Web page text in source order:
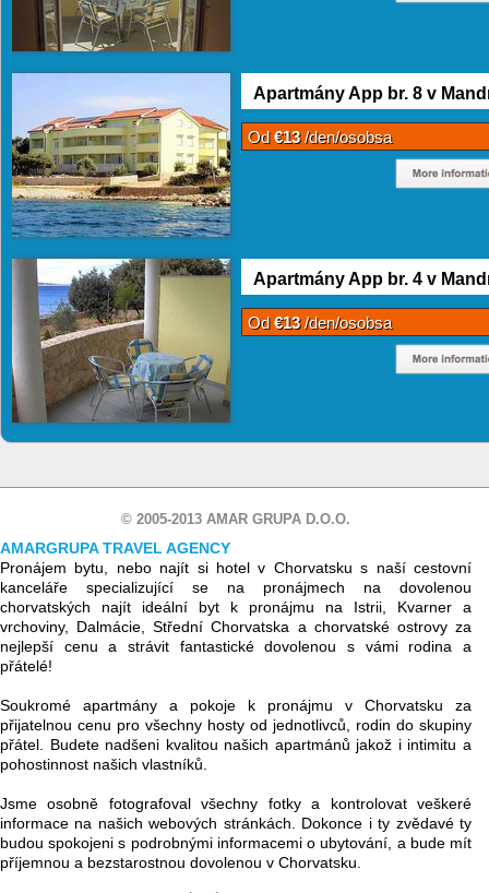
Apartmány App br. 8 v
Od€13/den/osobsa
Apartmány App br. 4 v
Od€13/den/osobsa
© 2005-2013 AMAR GRUPA D.O.O.
AMARGRUPA TRAVEL AGENCY
Pronájem bytu, nebo najít si hotel v Chorvatsku s naší cestovní
kanceláře specializující se na pronájmech na dovolenou
chorvatských najít ideální byt k pronájmu na Istrii, Kvarner a
vrchoviny, Dalmácie, Střední Chorvatska a chorvatské ostrovy za
nejlepší cenu a strávit fantastické dovolenou s vámi rodina a
přátelé!
Soukromé apartmány a pokoje k pronájmu v Chorvatsku za
přijatelnou cenu pro všechny hosty od jednotlivců, rodin do skupiny
přátel. Budete nadšeni kvalitou našich apartmánů jakož i intimitu a
pohostinnost našich vlastníků.
Jsme osobně fotografoval všechny fotky a kontrolovat veškeré
informace na našich webových stránkách. Dokonce i ty zvědavé ty
budou spokojeni s podrobnými informacemi o ubytování, a bude mít
příjemnou a bezstarostnou dovolenou v Chorvatsku.